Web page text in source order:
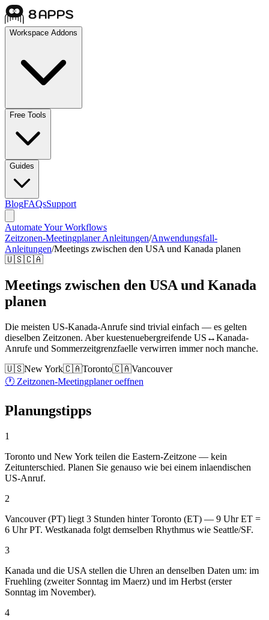
Workspace Addons
Free Tools
Guides
BlogFAQsSupport
Automate Your Workflows
Zeitzonen-Meetingplaner Anleitungen/Anwendungsfall-
Anleitungen/Meetings zwischen den USA und Kanada planen
🇺🇸🇨🇦
Meetings zwischen den USA und Kanada
planen
Die meisten US-Kanada-Anrufe sind trivial einfach — es gelten
dieselben Zeitzonen. Aber kuestenuebergreifende US↔Kanada-
Anrufe und Sommerzeitgrenzfaelle verwirren immer noch manche.
🇺🇸New York🇨🇦Toronto🇨🇦Vancouver
🕐 Zeitzonen-Meetingplaner oeffnen
Planungstipps
1
Toronto und New York teilen die Eastern-Zeitzone — kein
Zeitunterschied. Planen Sie genauso wie bei einem inlaendischen
US-Anruf.
2
Vancouver (PT) liegt 3 Stunden hinter Toronto (ET) — 9 Uhr ET =
6 Uhr PT. Westkanada folgt demselben Rhythmus wie Seattle/SF.
3
Kanada und die USA stellen die Uhren an denselben Daten um: im
Fruehling (zweiter Sonntag im Maerz) und im Herbst (erster
Sonntag im November).
4